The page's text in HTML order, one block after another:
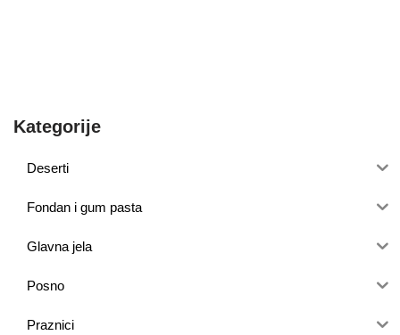
Kategorije
Deserti
Fondan i gum pasta
Glavna jela
Posno
Praznici